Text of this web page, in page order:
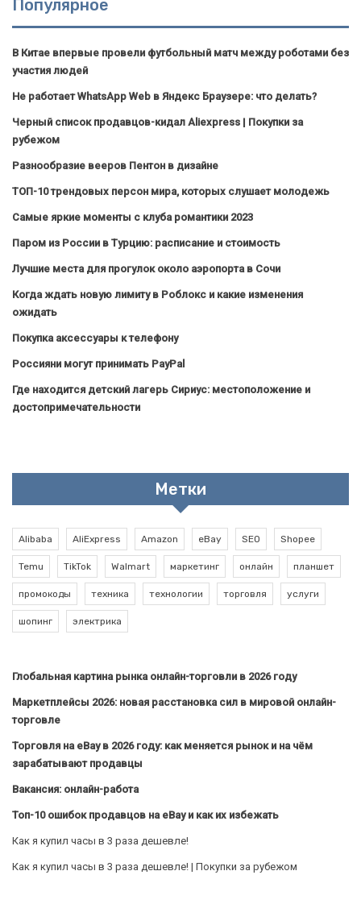
Популярное
В Китае впервые провели футбольный матч между роботами без
участия людей
Не работает WhatsApp Web в Яндекс Браузере: что делать?
Черный список продавцов-кидал Aliexpress | Покупки за
рубежом
Разнообразие вееров Пентон в дизайне
ТОП-10 трендовых персон мира, которых слушает молодежь
Самые яркие моменты с клуба романтики 2023
Паром из России в Турцию: расписание и стоимость
Лучшие места для прогулок около аэропорта в Сочи
Когда ждать новую лимиту в Роблокс и какие изменения
ожидать
Покупка аксессуары к телефону
Россияни могут принимать PayPal
Где находится детский лагерь Сириус: местоположение и
достопримечательности
Метки
Alibaba AliExpress Amazon eBay SEO Shopee
Temu TikTok Walmart маркетинг онлайн планшет
промокоды техника технологии торговля услуги
шопинг электрика
Глобальная картина рынка онлайн-торговли в 2026 году
Маркетплейсы 2026: новая расстановка сил в мировой онлайн-
торговле
Торговля на eBay в 2026 году: как меняется рынок и на чём
зарабатывают продавцы
Вакансия: онлайн-работа
Топ-10 ошибок продавцов на eBay и как их избежать
Как я купил часы в 3 раза дешевле!
Как я купил часы в 3 раза дешевле! | Покупки за рубежом